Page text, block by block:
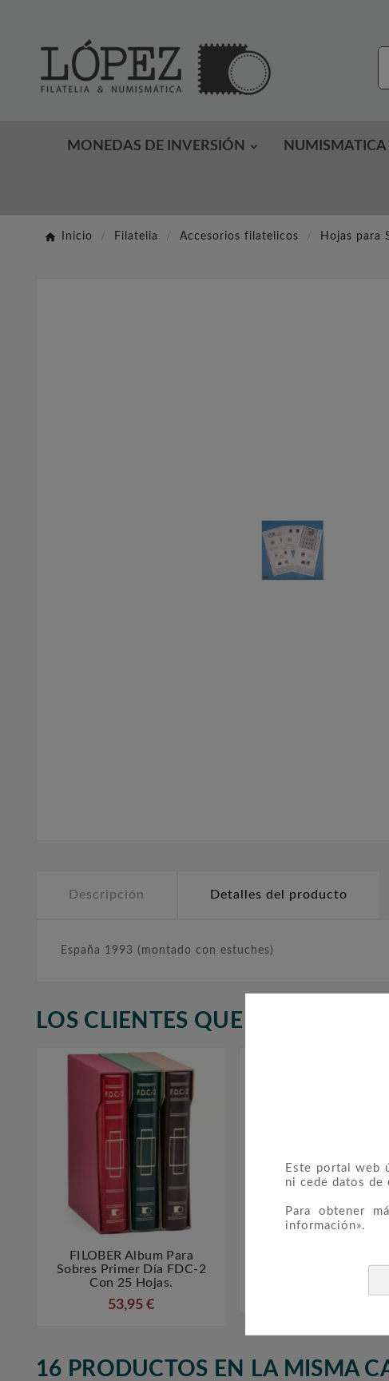
Este portal web
ni cede datos de
Para obtener
información».
MONEDAS DE INVERSIÓN NUMISMATICA
Inicio Filatelia Accesorios filatelicos Hojas para
Descripción Detalles del producto
España 1993 (montado con estuches)
LOS CLIENTES QUE
 
FILOBER Album Para
Sobres Primer Día FDC-2
Con 25 Hojas.
53,95 €
(montado Con
16 PRODUCTOS EN LA MISMA